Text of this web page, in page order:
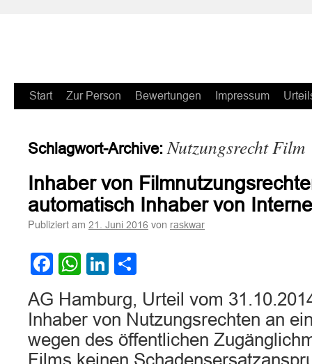
Zum
springen
Start Zur Person Bewertungen Impressum
Schlagwort-Archive:Nutzungsrecht Film
Inhaber von
automatisch Inhaber von
Publiziert am 21. Juni 2016 von raskwar
Facebook
WhatsApp
LinkedIn
AG Hamburg, Urteil vom
Inhaber von Nutzungsrechten an
wegen des öffentlichen
Films keinen